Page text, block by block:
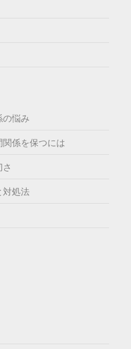
の悩み
係を保つには
対処法